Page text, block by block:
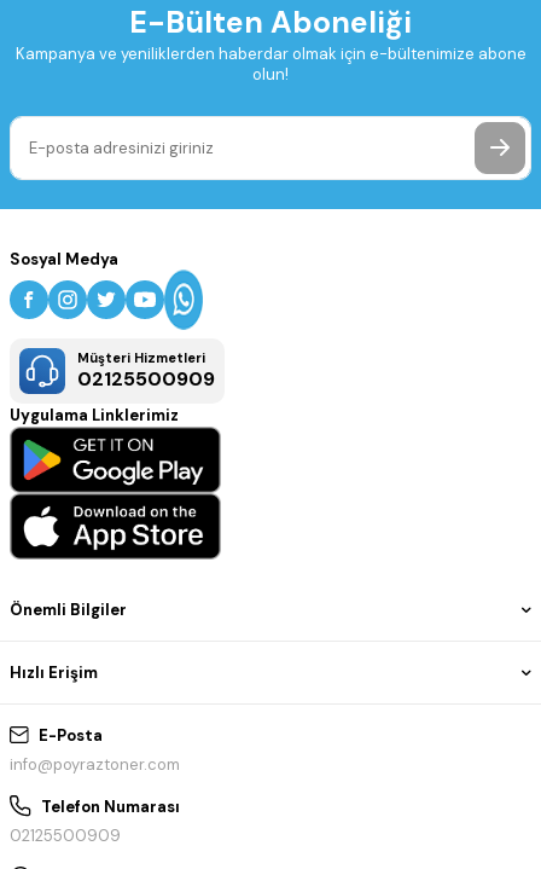
E-Bülten Aboneliği
Kampanya ve yeniliklerden haberdar olmak için e-bültenimize abone
olun!
E-Posta
info@poyraztoner.com
Telefon Numarası
02125500909
Önemli Bilgiler
Hızlı Erişim
Sosyal Medya
Müşteri Hizmetleri
02125500909
Uygulama Linklerimiz